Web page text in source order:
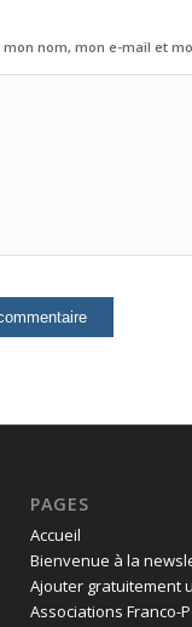
nom, mon e-mail et
PAGES
Accueil
Bienvenue à la
Ajouter gratuitement
Associations Franco-